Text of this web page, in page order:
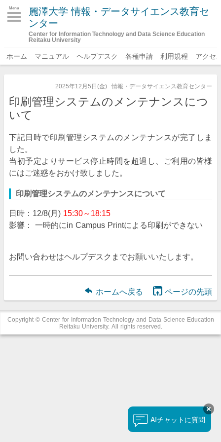
Menu
麗澤大学 情報・データサイエンス教育セ
ンター
Center for Information Technology and Data Science Education
Reitaku University
ホーム マニュアル ヘルプデスク 各種申請 利用規程 アクセ
2025年12月5日(金) 情報・データサイエンス教育センター
印刷管理システムのメンテナンスにつ
いて
下記日時で印刷管理システムのメンテナンスが完了しま
した。
当初予定よりサービス停止時間を超過し、ご利用の皆様
にはご迷惑をおかけ致しました。
印刷管理システムのメンテナンスについて
日時：12/8(月) 15:30～18:15
影響： 一時的にin Campus Printによる印刷ができない
お問い合わせはヘルプデスクまでお願いいたします。
ページの先頭
ホームへ戻る
Copyright © Center for Information Technology and Data Science Education
Reitaku University. All rights reserved.
AIチャットに質問